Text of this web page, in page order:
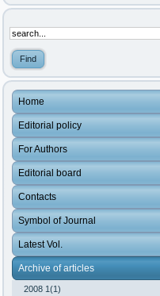
Home
Editorial policy
For Authors
Editorial board
Contacts
Symbol of Journal
Latest Vol.
Archive of articles
2008 1(1)